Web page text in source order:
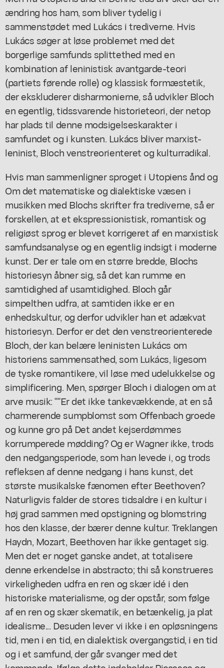
ændring hos ham, som bliver tydelig i
sammenstødet med Lukács i trediverne. Hvis
Lukács søger at løse problemet med det
borgerlige samfunds splittethed med en
kombination af leninistisk avantgarde-teori
(partiets førende rolle) og klassisk formæstetik,
der ekskluderer disharmonierne, så udvikler Bloch
en egentlig, tidssvarende historieteori, der netop
har plads til denne modsigelseskarakter i
samfundet og i kunsten. Lukács bliver marxist-
leninist, Bloch venstreorienteret og kulturradikal.
Hvis man sammenligner sproget i Utopiens ånd og
Om det matematiske og dialektiske væsen i
musikken med Blochs skrifter fra trediverne, så er
forskellen, at et ekspressionistisk, romantisk og
religiøst sprog er blevet korrigeret af en marxistisk
samfundsanalyse og en egentlig indsigt i moderne
kunst. Der er tale om en større bredde, Blochs
historiesyn åbner sig, så det kan rumme en
samtidighed af usamtidighed. Bloch går
simpelthen udfra, at samtiden ikke er en
enhedskultur, og derfor udvikler han et adækvat
historiesyn. Derfor er det den venstreorienterede
Bloch, der kan belære leninisten Lukács om
historiens sammensathed, som Lukács, ligesom
de tyske romantikere, vil løse med udelukkelse og
simplificering. Men, spørger Bloch i dialogen om at
arve musik: ""Er det ikke tankevækkende, at en så
charmerende sumpblomst som Offenbach groede
og kunne gro på Det andet kejserdømmes
korrumperede mødding? Og er Wagner ikke, trods
den nedgangsperiode, som han levede i, og trods
refleksen af denne nedgang i hans kunst, det
største musikalske fænomen efter Beethoven?
Naturligvis falder de stores tidsaldre i en kultur i
høj grad sammen med opstigning og blomstring
hos den klasse, der bærer denne kultur. Treklangen
Haydn, Mozart, Beethoven har ikke gentaget sig.
Men det er noget ganske andet, at totalisere
denne erkendelse in abstracto; thi så konstrueres
virkeligheden udfra en ren og skær idé i den
historiske materialisme, og der opstår, som følge
af en ren og skær skematik, en betænkelig, ja plat
idealisme... Desuden lever vi ikke i en opløsningens
tid, men i en tid, en dialektisk overgangstid, i en tid
og i et samfund, der går svanger med det